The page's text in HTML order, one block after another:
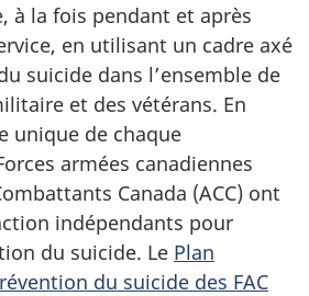
à la fois pendant et après
en utilisant un cadre axé
suicide dans l’ensemble de
et des vétérans. En
unique de chaque
armées canadiennes
Canada (ACC) ont
indépendants pour
du suicide. Le Plan
du suicide des FAC